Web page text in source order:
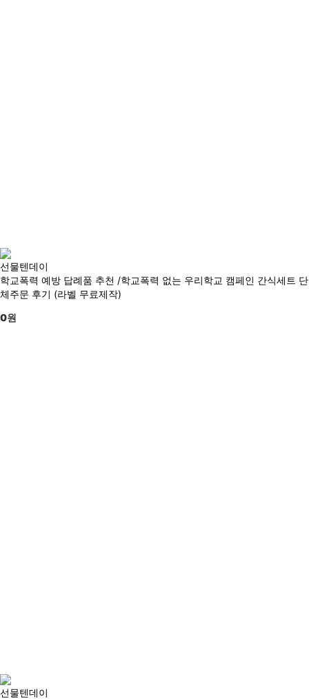
선물텐데이
학교폭력 예방 답례품 추천 /학교폭력 없는 우리학교 캠페인 간식세트 단
체주문 후기 (라벨 무료제작)
0원
선물텐데이